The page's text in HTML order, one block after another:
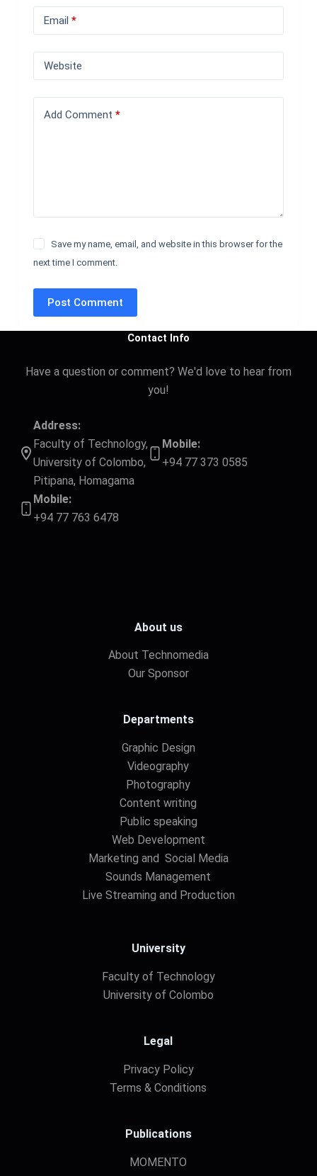
Email *
Website
Add Comment *
Save my name, email, and website in this browser for the
next time I comment.
Post Comment
Contact Info
Have a question or comment? We'd love to hear from
you!
Address:
Faculty of Technology,
University of Colombo,
Pitipana, Homagama
Mobile:
+94 77 373 0585
Mobile:
+94 77 763 6478
About us
About Technomedia
Our Sponsor
Departments
Graphic Design
Videography
Photography
Content writing
Public speaking
Web Development
Marketing and Social Media
Sounds Management
Live Streaming and Production
University
Faculty of Technology
University of Colombo
Legal
Privacy Policy
Terms & Conditions
Publications
MOMENTO